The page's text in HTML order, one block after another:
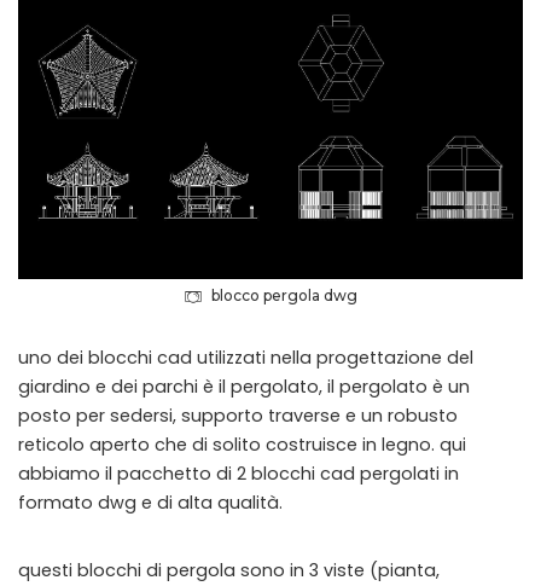
blocco pergola dwg
uno dei blocchi cad utilizzati nella progettazione del
giardino e dei parchi è il pergolato, il pergolato è un
posto per sedersi, supporto traverse e un robusto
reticolo aperto che di solito costruisce in legno. qui
abbiamo il pacchetto di 2 blocchi cad pergolati in
formato dwg e di alta qualità.
questi blocchi di pergola sono in 3 viste (pianta,